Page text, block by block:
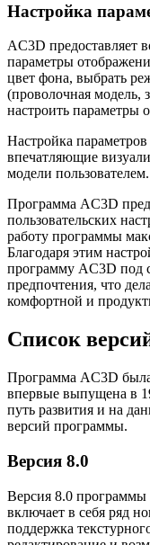
Настройка
AC3D предоставляет
параметры
цвет фона, выбрать
(проволочная модель,
настроить параметры
Настройка параметров
впечатляющие
модели пользователем.
Программа AC3D
пользовательских
работу программы
Благодаря этим
программу AC3D под
предпочтения, что
комфортной и
Список
Программа AC3D
впервые выпущена в
путь развития и на
версий программы.
Версия 8.0
Версия 8.0
включает в себя ряд
поддержка